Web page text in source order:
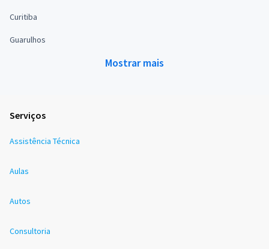
Curitiba
Guarulhos
Mostrar mais
Serviços
Assistência Técnica
Aulas
Autos
Consultoria